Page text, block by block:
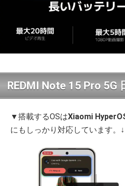
REDMI Note 15 Pro 5G
▼搭載するOSはXiaomi
にもしっかり対応しています。↓